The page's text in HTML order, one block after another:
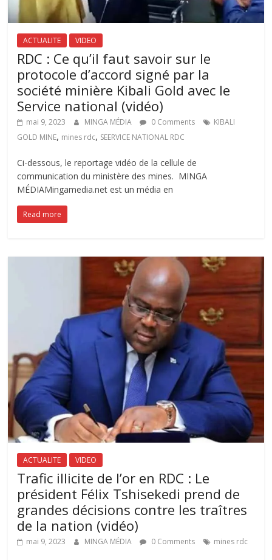
ACTUALITE VIDEO
RDC : Ce qu’il faut savoir sur le
protocole d’accord signé par la
société minière Kibali Gold avec le
Service national (vidéo)
mai 9, 2023 MINGA MÉDIA 0 Comments
KIBALI
GOLD MINE, mines rdc, SEERVICE NATIONAL RDC
Ci-dessous, le reportage vidéo de la cellule de
communication du ministère des mines. MINGA
MÉDIAMingamedia.net est un média en
Read more
ACTUALITE VIDEO
Trafic illicite de l’or en RDC : Le
président Félix Tshisekedi prend de
grandes décisions contre les traîtres
de la nation (vidéo)
mai 9, 2023 MINGA MÉDIA 0 Comments mines rdc